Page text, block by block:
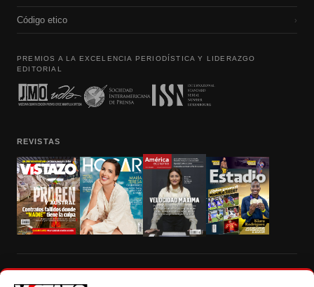
Código etico ›
PREMIOS A LA EXCELENCIA PERIODÍSTICA Y LIDERAZGO
EDITORIAL
REVISTAS